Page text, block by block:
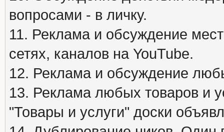
вопросами - в личку.
11. Реклама и обсуждение
сетях, каналов на YouTube.
12. Реклама и обсуждение
13. Реклама любых товаров и
"Товары и услуги" доски